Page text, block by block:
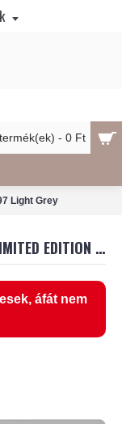
- 0 Ft
Light Grey
ELLECI - MOSOGATÓTÁLCA ZEN 130 LIMITED EDITION K97 LIGHT GREY
áfát nem